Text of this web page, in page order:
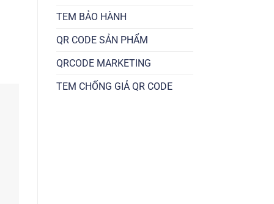
TEM BẢO HÀNH
QR CODE SẢN PHẨM
QRCODE MARKETING
TEM CHỐNG GIẢ QR CODE